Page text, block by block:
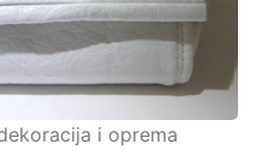
i oprema